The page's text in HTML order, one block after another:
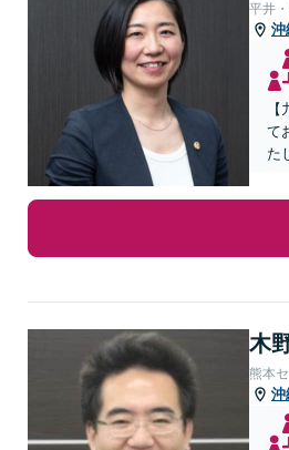
平井
沖
て
た
木
熊本
沖